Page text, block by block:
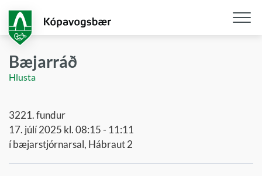
aðalefni
Bæjarráð
Hlusta
3221. fundur
17. júlí 2025 kl. 08:15 - 11:11
í bæjarstjórnarsal, Hábraut 2
Opna